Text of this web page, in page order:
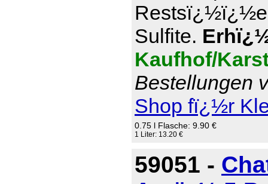
Sulfite.
Kaufhof/
Bestellungen
Shop fï¿½r
0.75 l Flasche: 9.90 €
1 Liter: 13.20 €
59051 -